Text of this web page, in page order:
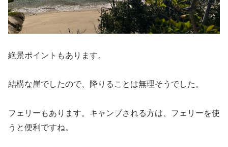
絶景ポイントもあります。
結構な崖でしたので、降りることは無理そうでした。
フェリーもあります。キャンプされる方は、フェリーを使
うと便利ですね。